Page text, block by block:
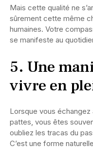
Mais cette qualité ne
sûrement cette même
humaines. Votre
se manifeste au
5. Une
vivre en
Lorsque vous
pattes, vous êtes
oubliez les tracas du
C’est une forme